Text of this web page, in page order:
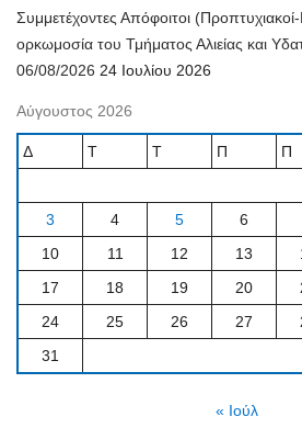
Συμμετέχοντες Απόφοιτοι
ορκωμοσία του Τμήματος Αλιείας και
06/08/2026 24 Ιουλίου 2026
Αύγουστος 2026
Δ Τ Τ Π Π
3
4 5 6
10
11 12 13
17
18 19 20
24
25 26 27
31
« Ιούλ